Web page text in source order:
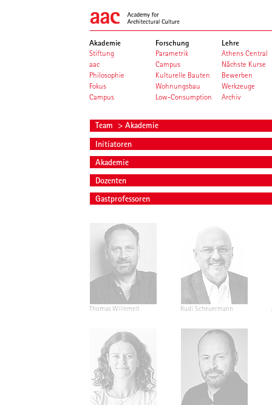
Akademie
Stiftung
aac
Philosophie
Fokus
Campus
Forschung
Parametrik
Campus
Kulturelle Bauten
Wohnungsbau
Low-Consumption
Lehre
Athens Central
Nächste Kurse
Bewerben
Werkzeuge
Archiv
Team > Akademie
Initiatoren
Akademie
Dozenten
Gastprofessoren
Thomas Willemeit Rudi Scheuermann